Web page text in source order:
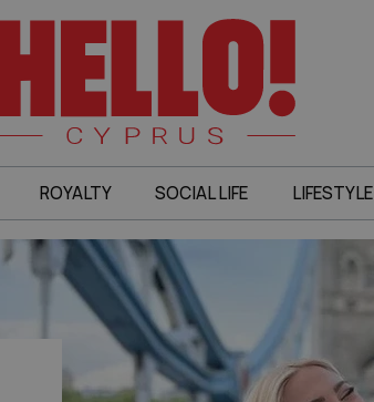
ROYALTY SOCIAL LIFE LIFESTYLE